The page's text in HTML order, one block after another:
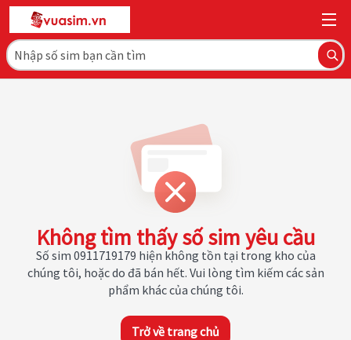
Không tìm thấy số sim yêu cầu
Số sim 0911719179 hiện không tồn tại trong kho của
chúng tôi, hoặc do đã bán hết. Vui lòng tìm kiếm các sản
phẩm khác của chúng tôi.
Trở về trang chủ